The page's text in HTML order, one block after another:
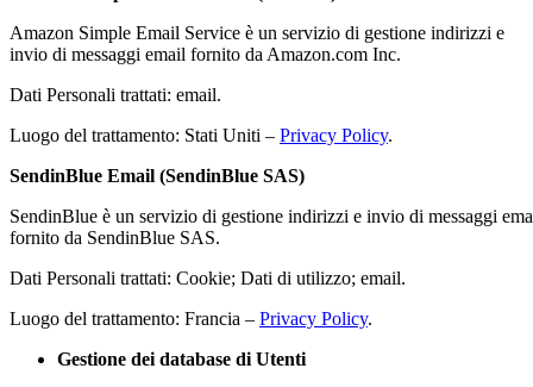
Amazon Simple Email Service è un servizio di gestione indirizzi e
invio di messaggi email fornito da Amazon.com Inc.
Dati Personali trattati: email.
Luogo del trattamento: Stati Uniti – Privacy Policy.
SendinBlue Email (SendinBlue SAS)
SendinBlue è un servizio di gestione indirizzi e invio di messaggi
fornito da SendinBlue SAS.
Dati Personali trattati: Cookie; Dati di utilizzo; email.
Luogo del trattamento: Francia – Privacy Policy.
Gestione dei database di Utenti